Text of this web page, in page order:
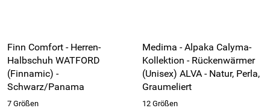
Finn Comfort - Herren-
Halbschuh WATFORD
(Finnamic) -
Schwarz/Panama
7 Größen
Medima - Alpaka Calyma-
Kollektion - Rückenwärmer
(Unisex) ALVA - Natur, Perla,
Graumeliert
12 Größen